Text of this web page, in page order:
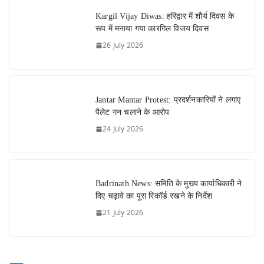
Kargil Vijay Diwas: हरिद्वार में शौर्य दिवस के
रूप में मनाया गया कारगिल विजय दिवस
26 July 2026
Jantar Mantar Protest: प्रदर्शनकारियों ने लगाए
पैलेट गन चलाने के आरोप
24 July 2026
Badrinath News: समिति के मुख्य कार्याधिकारी ने
दिए चढ़ावे का पूरा रिकॉर्ड रखने के निर्देश
21 July 2026